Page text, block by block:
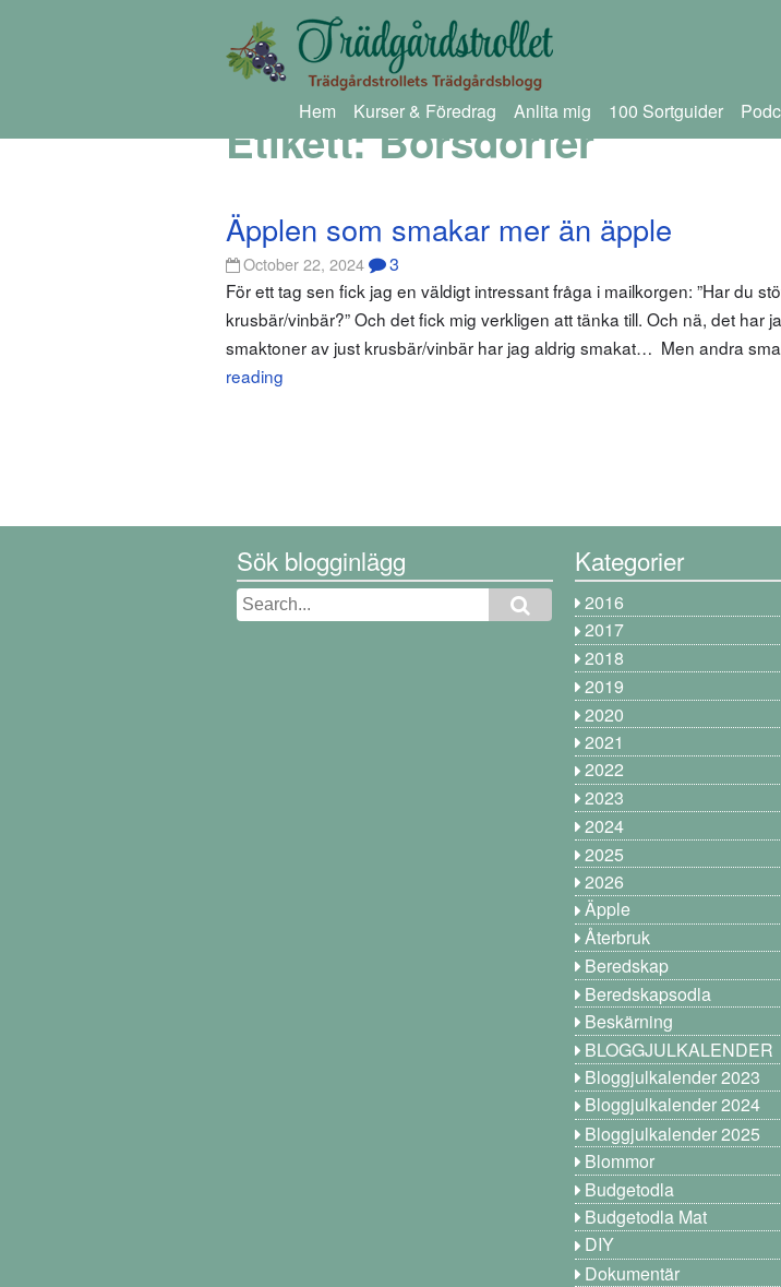
Hem Kurser & Föredrag Anlita mig 100 Sortguider
Etikett:Borsdorfer
Äpplen som smakar mer än äpple
October 22, 2024 3
För ett tag sen fick jag en väldigt intressant fråga i mailkorgen: ”Har du
krusbär/vinbär?” Och det fick mig verkligen att tänka till. Och nä, det har
smaktoner av just krusbär/vinbär har jag aldrig smakat… Men andra
reading
Sök blogginlägg Kategorier
2016
2017
2018
2019
2020
2021
2022
2023
2024
2025
2026
Äpple
Återbruk
Beredskap
Beredskapsodla
Beskärning
BLOGGJULKALENDER
Bloggjulkalender 2023
Bloggjulkalender 2024
Bloggjulkalender 2025
Blommor
Budgetodla
Budgetodla Mat
DIY
Dokumentär